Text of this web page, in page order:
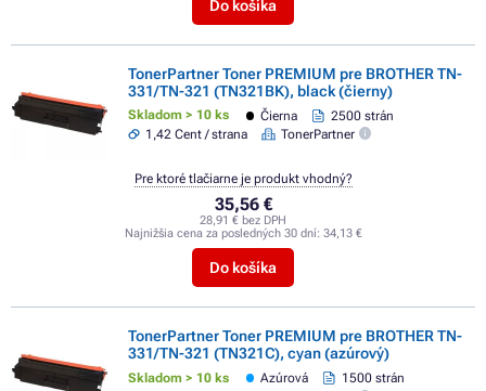
Do košíka
TonerPartner Toner PREMIUM pre BROTHER TN-
331/TN-321 (TN321BK), black (čierny)
Skladom > 10 ks Čierna
2500 strán
1,42 Cent / strana
TonerPartner
35,56 €
28,91 € bez DPH
Najnižšia cena za posledných 30 dní: 34,13 €
Do košíka
Pre ktoré tlačiarne je produkt vhodný?
TonerPartner Toner PREMIUM pre BROTHER TN-
331/TN-321 (TN321C), cyan (azúrový)
Skladom > 10 ks Azúrová
1500 strán